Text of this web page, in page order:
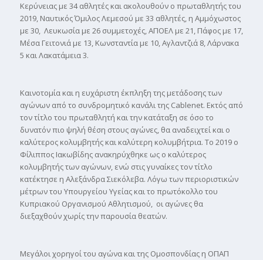
Κερύνειας με 34 αθλητές και ακολουθούν ο πρωταθλητής του
2019, Ναυτικός Όμιλος Λεμεσού με 33 αθλητές, η Αμμόχωστος
με 30, Λευκωσία με 26 συμμετοχές, ΑΠΟΕΛ με 21, Πάφος με 17,
Μέσα Γειτονιά με 13, Κωνσταντία με 10, Αγλαντζιά 8, Λάρνακα
5 και Λακατάμεια 3.
Καινοτομία και η ευχάριστη έκπληξη της μετάδοσης των
αγώνων από το συνδρομητικό κανάλι της Cablenet. Εκτός από
τον τίτλο του πρωταθλητή και την κατάταξη σε όσο το
δυνατόν πιο ψηλή θέση στους αγώνες, θα αναδειχτεί και ο
καλύτερος κολυμβητής και καλύτερη κολυμβήτρια. Το 2019 o
Φίλιππος Ιακωβίδης ανακηρύχθηκε ως ο καλύτερος
κολυμβητής των αγώνων, ενώ στις γυναίκες τον τίτλο
κατέκτησε η Αλεξάνδρα Σιεκόλεβα. Λόγω των περιοριστικών
μέτρων του Υπουργείου Υγείας και το πρωτόκολλο του
Κυπριακού Οργανισμού Αθλητισμού, οι αγώνες θα
διεξαχθούν χωρίς την παρουσία θεατών.
Μεγάλοι χορηγοί του αγώνα και της Ομοσπονδίας η ΟΠΑΠ